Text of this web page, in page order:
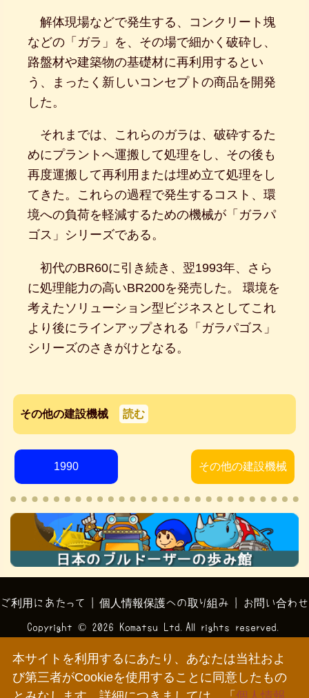
本サイトを利用するにあたり、あなたは当社およ
び第三者がCookieを使用することに同意したもの
解体現場などで発生する、コンクリート塊
などの「ガラ」を、その場で細かく破砕し、
路盤材や建築物の基礎材に再利用するとい
う、まったく新しいコンセプトの商品を開発
した。
それまでは、これらのガラは、破砕するた
めにプラントへ運搬して処理をし、その後も
再度運搬して再利用または埋め立て処理をし
てきた。これらの過程で発生するコスト、環
境への負荷を軽減するための機械が「ガラパ
ゴス」シリーズである。
初代のBR60に引き続き、翌1993年、さら
に処理能力の高いBR200を発売した。 環境を
考えたソリューション型ビジネスとしてこれ
より後にラインアップされる「ガラパゴス」
シリーズのさきがけとなる。
その他の建設機械 読む
1990 その他の建設機械
ご利用にあたって | 個人情報保護への取り組み | お問い合わせ
Copyright © 2026 Komatsu Ltd.All rights reserved.